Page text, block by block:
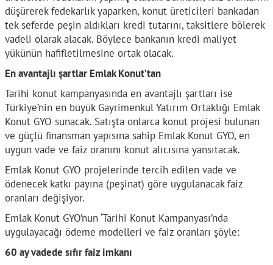
düşürerek fedekarlık yaparken, konut üreticileri bankadan
tek seferde peşin aldıkları kredi tutarını, taksitlere bölerek
vadeli olarak alacak. Böylece bankanın kredi maliyet
yükünün hafifletilmesine ortak olacak.
En avantajlı şartlar Emlak Konut’tan
Tarihi konut kampanyasında en avantajlı şartları ise
Türkiye’nin en büyük Gayrimenkul Yatırım Ortaklığı Emlak
Konut GYO sunacak. Satışta onlarca konut projesi bulunan
ve güçlü finansman yapısına sahip Emlak Konut GYO, en
uygun vade ve faiz oranını konut alıcısına yansıtacak.
Emlak Konut GYO projelerinde tercih edilen vade ve
ödenecek katkı payına (peşinat) göre uygulanacak faiz
oranları değişiyor.
Emlak Konut GYO’nun ‘Tarihi Konut Kampanyası’nda
uygulayacağı ödeme modelleri ve faiz oranları şöyle:
60 ay vadede sıfır faiz imkanı